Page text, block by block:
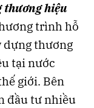
thương hiệu
trình hỗ
dựng thương
tại nước
giới. Bên
đầu tư nhiều